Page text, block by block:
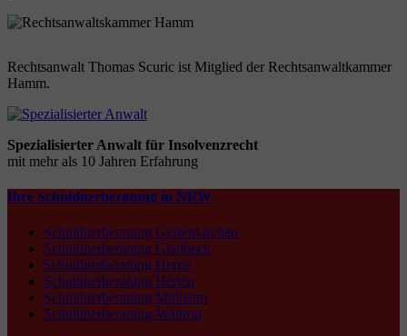
Rechtsanwalt Thomas Scuric ist Mitglied der Rechtsanwaltkammer
Hamm.
Spezialisierter Anwalt für Insolvenzrecht
mit mehr als 10 Jahren Erfahrung
Ihre Schuldnerberatung in NRW
Schuldnerberatung Gelsenkirchen
Schuldnerberatung Gladbeck
Schuldnerberatung Herne
Schuldnerberatung Herten
Schuldnerberatung Mülheim
Schuldnerberatung-Waltrop